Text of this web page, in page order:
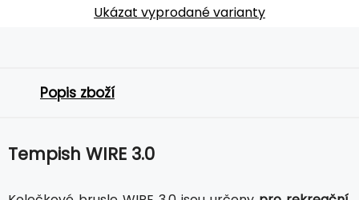
Ukázat vyprodané varianty
Popis zboží
Tempish WIRE 3.0